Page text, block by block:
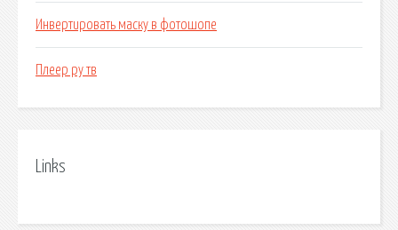
Инвертировать маску в фотошопе
Плеер ру тв
Links